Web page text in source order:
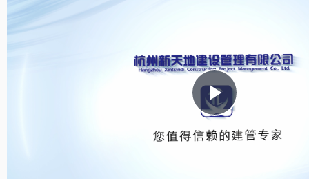
Play
Video